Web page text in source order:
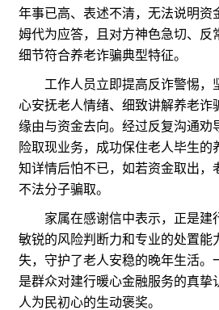
年事已高、表述不清，无法说明资
姆代为应答，且对方神色急切、反
细节符合养老诈骗典型特征。
工作人员立即提高反诈警惕，
心安抚老人情绪、细致讲解养老诈
缘由与资金去向。经过反复沟通劝
险取现业务，成功保住老人毕生的
知详情后怕不已，如若资金取出，
不法分子骗取。
家属在感谢信中表示，正是建行
敏锐的风险判断力和专业的处置能
失，守护了老人安稳的晚年生活。
是群众对建行暖心金融服务的真挚
人为民初心的生动褒奖。